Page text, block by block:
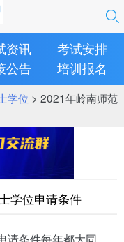
资讯
考试安排
公告 培训报名
学位 > 2021年岭南师范
学位申请条件
条件每年都大同